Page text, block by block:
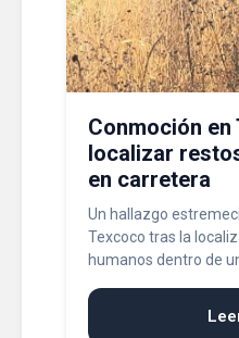
Conmoción
localizar
en carretera
Un hallazgo
Texcoco tras la
humanos dentro de